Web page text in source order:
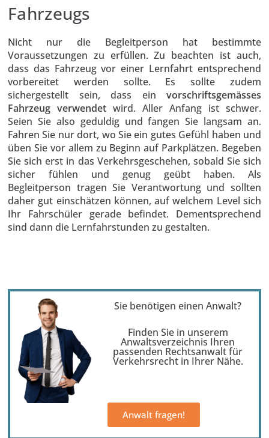
Fahrzeugs
Nicht nur die Begleitperson hat bestimmte
Voraussetzungen zu erfüllen. Zu beachten ist auch,
dass das Fahrzeug vor einer Lernfahrt entsprechend
vorbereitet werden sollte. Es sollte zudem
sichergestellt sein, dass ein vorschriftsgemässes
Fahrzeug verwendet wird. Aller Anfang ist schwer.
Seien Sie also geduldig und fangen Sie langsam an.
Fahren Sie nur dort, wo Sie ein gutes Gefühl haben und
üben Sie vor allem zu Beginn auf Parkplätzen. Begeben
Sie sich erst in das Verkehrsgeschehen, sobald Sie sich
sicher fühlen und genug geübt haben. Als
Begleitperson tragen Sie Verantwortung und sollten
daher gut einschätzen können, auf welchem Level sich
Ihr Fahrschüler gerade befindet. Dementsprechend
sind dann die Lernfahrstunden zu gestalten.
Sie benötigen einen Anwalt?
Finden Sie in unserem
Anwaltsverzeichnis Ihren
passenden Rechtsanwalt für
Verkehrsrecht in Ihrer Nähe.
Anwalt fragen!